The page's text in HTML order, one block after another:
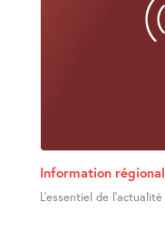
Information
L’essentiel de